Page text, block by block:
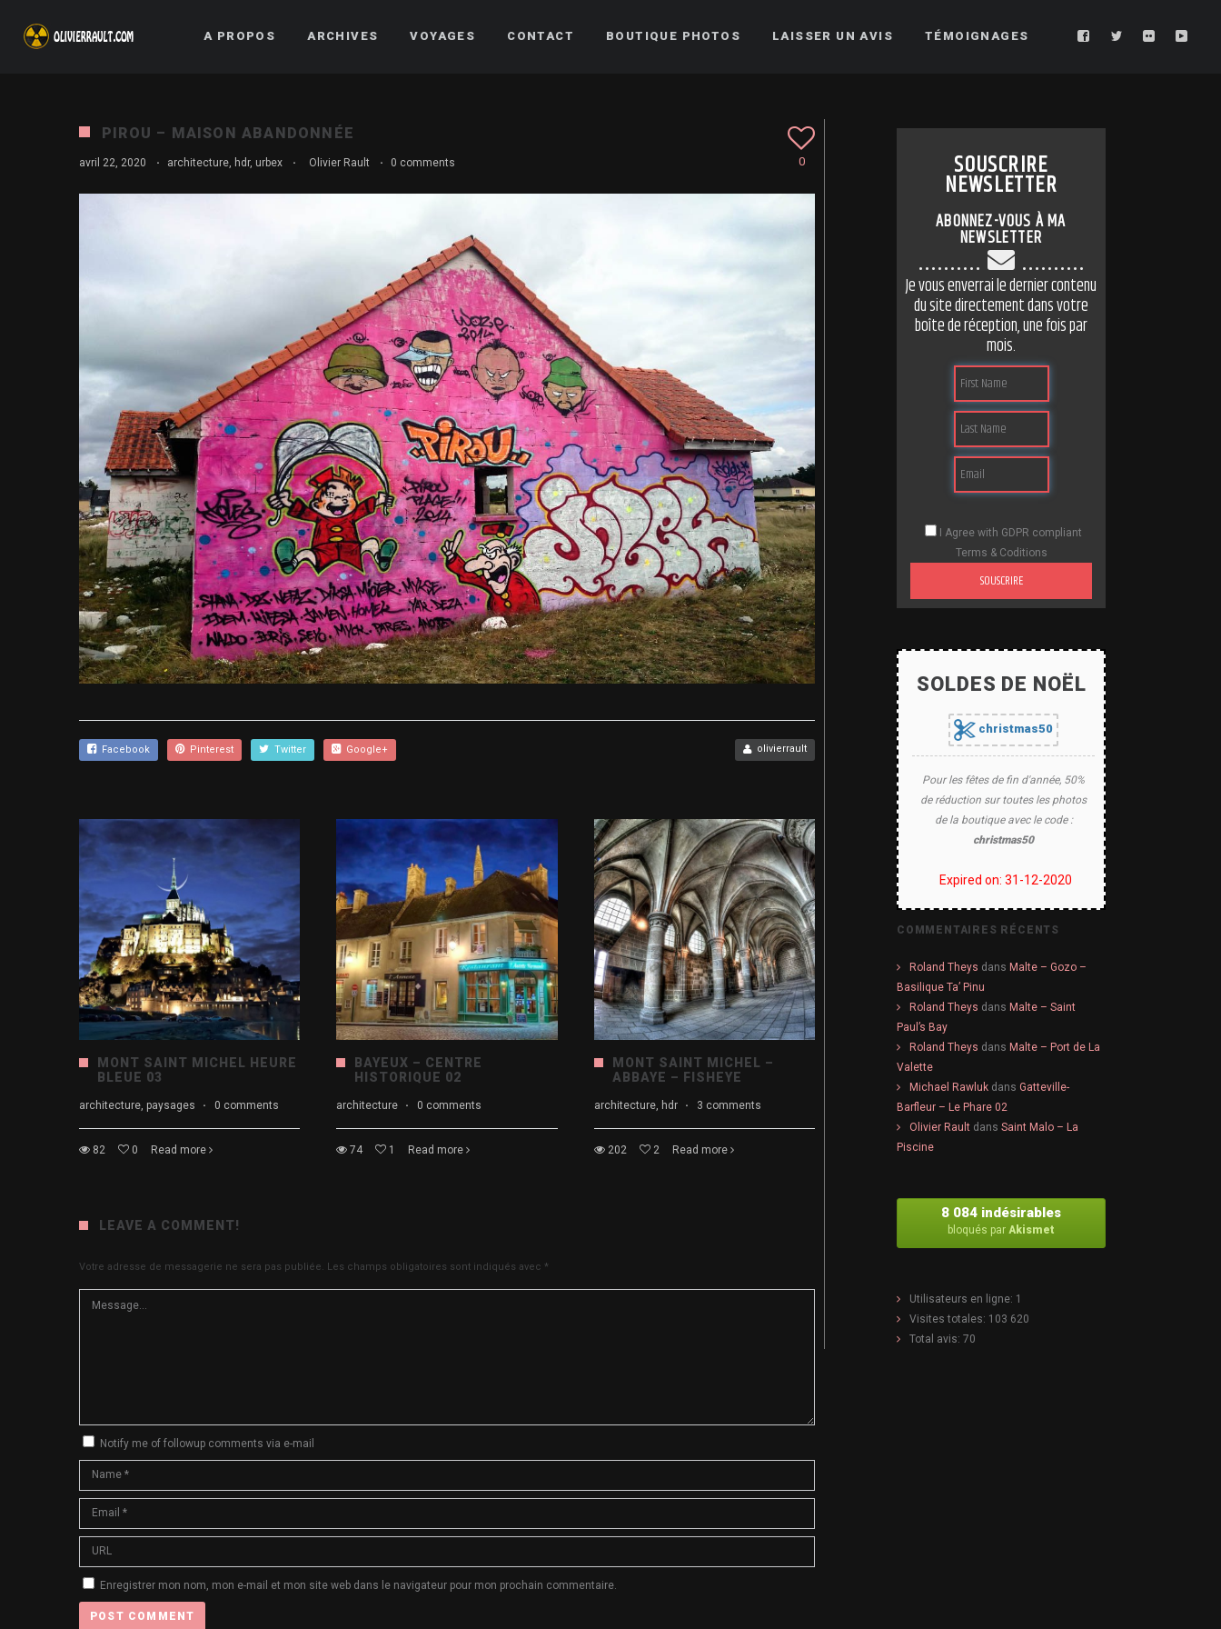
A PROPOS ARCHIVES VOYAGES CONTACT BOUTIQUE PHOTOS LAISSER UN AVIS TÉMOIGNAGES
PIROU – MAISON ABANDONNÉE
avril 22, 2020 · architecture, hdr, urbex · Olivier Rault · 0 comments 0
Facebook Pinterest Twitter Google+ olivierrault
MONT SAINT MICHEL HEURE
BLEUE 03
architecture, paysages · 0 comments
82 0 Read more
BAYEUX – CENTRE
HISTORIQUE 02
architecture · 0 comments
74 1 Read more
MONT SAINT MICHEL –
ABBAYE – FISHEYE
architecture, hdr · 3 comments
202 2 Read more
LEAVE A COMMENT!
Votre adresse de messagerie ne sera pas publiée. Les champs obligatoires sont indiqués avec *
Notify me of followup comments via e-mail
Enregistrer mon nom, mon e-mail et mon site web dans le navigateur pour mon prochain commentaire.
SOUSCRIRE
NEWSLETTER
ABONNEZ-VOUS À MA
NEWSLETTER
.......... ..........
Je vous enverrai le dernier contenu
du site directement dans votre
boîte de réception, une fois par
mois.
I Agree with GDPR compliant
Terms & Coditions
SOUSCRIRE
SOLDES DE NOËL
christmas50
Pour les fêtes de fin d'année, 50%
de réduction sur toutes les photos
de la boutique avec le code :
christmas50
Expired on: 31-12-2020
COMMENTAIRES RÉCENTS
Roland Theys dans Malte – Gozo –
Basilique Ta’ Pinu
Roland Theys dans Malte – Saint
Paul’s Bay
Roland Theys dans Malte – Port de La
Valette
Michael Rawluk dans Gatteville-
Barfleur – Le Phare 02
Olivier Rault dans Saint Malo – La
Piscine
8 084 indésirables
bloqués par Akismet
Utilisateurs en ligne: 1
Visites totales: 103 620
Total avis: 70